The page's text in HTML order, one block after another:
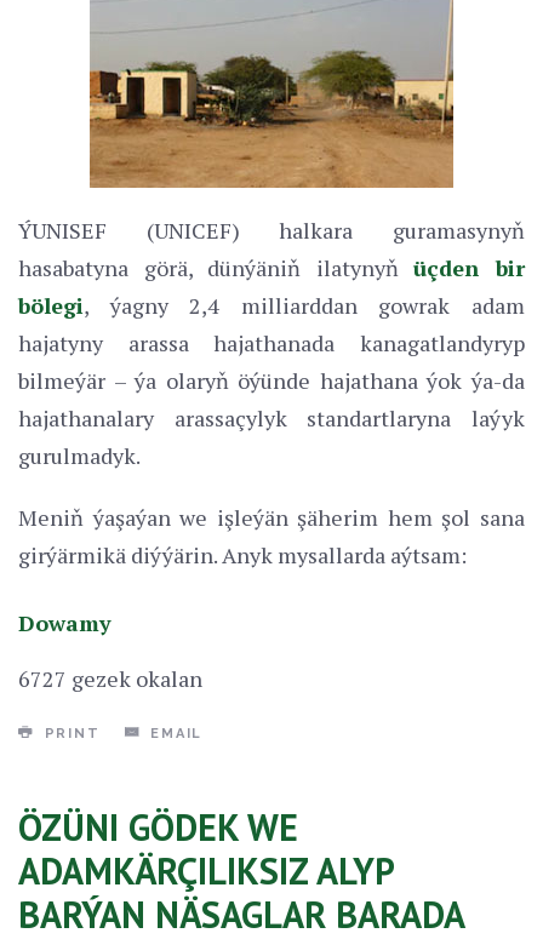
ÝUNISEF (UNICEF) halkara guramasynyň
hasabatyna görä, dünýäniň ilatynyňüçden bir
bölegi, ýagny 2,4 milliarddan gowrak adam
hajatyny arassa hajathanada kanagatlandyryp
bilmeýär – ýa olaryň öýünde hajathana ýok ýa-da
hajathanalary arassaçylyk standartlaryna laýyk
gurulmadyk.
Meniň ýaşaýan we işleýän şäherim hem şol sana
girýärmikä diýýärin. Anyk mysallarda aýtsam:
Dowamy
6727 gezek okalan
PRINT EMAIL
ÖZÜNI GÖDEK WE
ADAMKÄRÇILIKSIZ ALYP
BARÝAN NÄSAGLAR BARADA